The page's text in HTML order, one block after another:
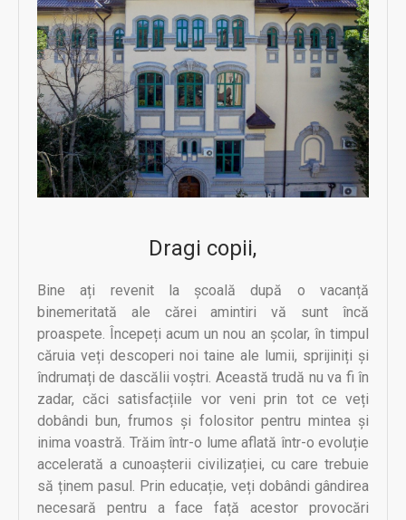
Dragi copii,
Bine ați revenit la școală după o vacanță
binemeritată ale cărei amintiri vă sunt încă
proaspete. Începeți acum un nou an școlar, în timpul
căruia veți descoperi noi taine ale lumii, sprijiniți și
îndrumați de dascălii voștri. Această trudă nu va fi în
zadar, căci satisfacțiile vor veni prin tot ce veți
dobândi bun, frumos și folositor pentru mintea și
inima voastră. Trăim într-o lume aflată într-o evoluție
accelerată a cunoașterii civilizației, cu care trebuie
să ținem pasul. Prin educație, veți dobândi gândirea
necesară pentru a face față acestor provocări